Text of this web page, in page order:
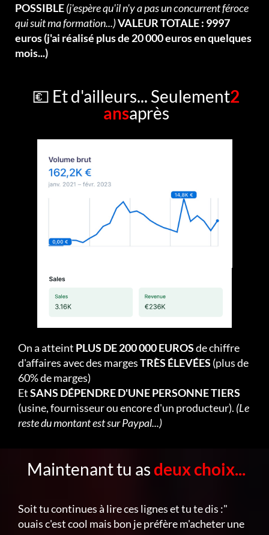
POSSIBLE(j'espère qu'il n'y a pas un concurrent féroce
qui suit ma formation...)VALEUR TOTALE : 9997
euros (j'ai réalisé plus de 20 000 euros en quelques
mois...)
💶 Et d'ailleurs... Seulement2
ansaprès
On a atteint PLUS DE 200 000 EUROSde chiffre
d'affaires avec des margesTRÈS ÉLEVÉES (plus de
60% de marges)
EtSANS DÉPENDRE D'UNE PERSONNE TIERS
(usine, fournisseur ou encore d'un producteur). (Le
reste du montant est sur Paypal...)
Maintenant tu asdeux choix...
Soit tu continues à lire ces lignes et tu te dis :"
ouais c'est cool mais bon je préfère m'acheter une